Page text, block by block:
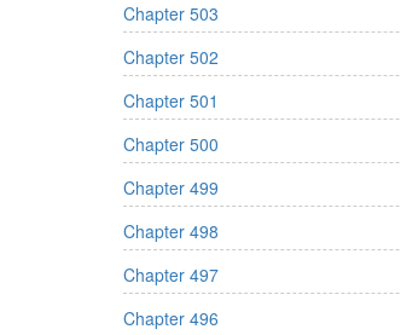
Chapter 503
Chapter 502
Chapter 501
Chapter 500
Chapter 499
Chapter 498
Chapter 497
Chapter 496